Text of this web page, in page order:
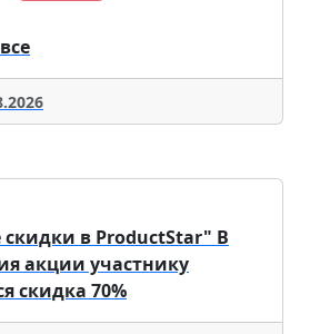
в ProductStar" В
акции участнику
скидка 70%